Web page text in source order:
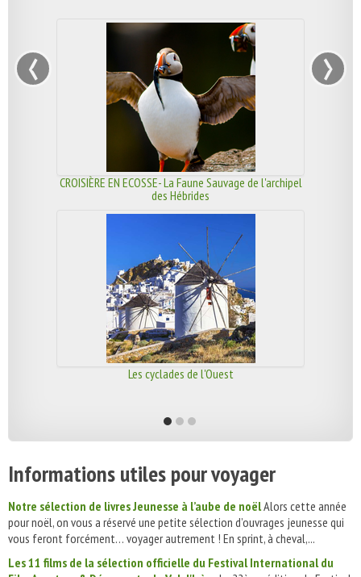
CROISIÈRE EN ECOSSE- La Faune Sauvage de l'archipel
des Hébrides
Les cyclades de l'Ouest
‹ ›
Informations utiles pour voyager
Notre sélection de livres Jeunesse à l’aube de noëlAlors cette année
pour noël, on vous a réservé une petite sélection d’ouvrages jeunesse qui
vous feront forcément… voyager autrement ! En sprint, à cheval,...
Les 11 films de la sélection officielle du Festival International du